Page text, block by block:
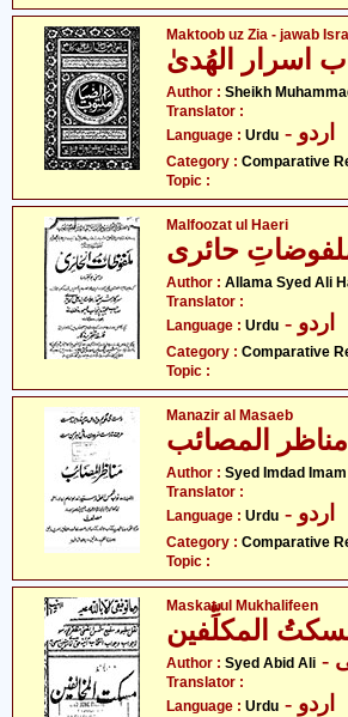
Maktoob uz Zia - jawab
اسرار الھُدیٰ
Author : Sheikh
Translator :
Language : Urdu - اردو
Category : Comparative
Topic :
Malfoozat ul Haeri
حائری
Author : Allama Syed Ali
Translator :
Language : Urdu - اردو
Category : Comparative
Topic :
Manazir al Masaeb
مناظر المصائب
Author : Syed Imdad
Translator :
Language : Urdu - اردو
Category : Comparative
Topic :
Maskat ul Mukhalifeen
المکلِّفین
Author : Syed Abid Ali
Translator :
Language : Urdu - اردو